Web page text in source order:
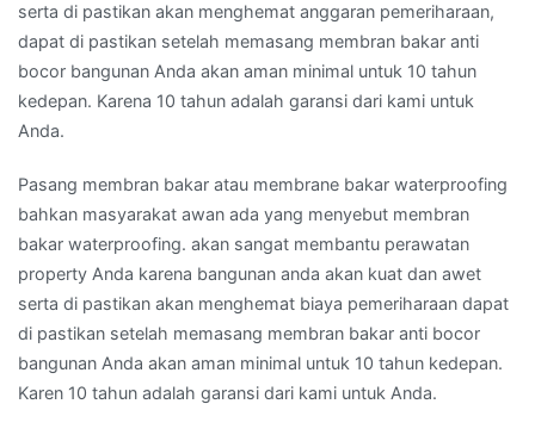
serta di pastikan akan menghemat anggaran pemeriharaan,
dapat di pastikan setelah memasang membran bakar anti
bocor bangunan Anda akan aman minimal untuk 10 tahun
kedepan. Karena 10 tahun adalah garansi dari kami untuk
Anda.
Pasang membran bakar atau membrane bakar waterproofing
bahkan masyarakat awan ada yang menyebut membran
bakar waterproofing. akan sangat membantu perawatan
property Anda karena bangunan anda akan kuat dan awet
serta di pastikan akan menghemat biaya pemeriharaan dapat
di pastikan setelah memasang membran bakar anti bocor
bangunan Anda akan aman minimal untuk 10 tahun kedepan.
Karen 10 tahun adalah garansi dari kami untuk Anda.